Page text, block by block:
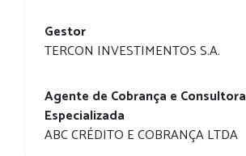
Gestor
TERCON INVESTIMENTOS S.A.
Agente de Cobrança e Consultora
Especializada
ABC CRÉDITO E COBRANÇA LTDA